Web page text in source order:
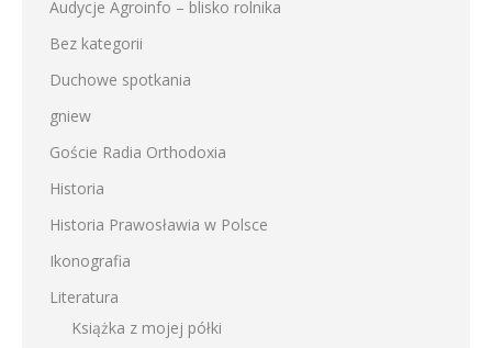
Audycje Agroinfo – blisko rolnika
Bez kategorii
Duchowe spotkania
gniew
Goście Radia Orthodoxia
Historia
Historia Prawosławia w Polsce
Ikonografia
Literatura
Książka z mojej półki